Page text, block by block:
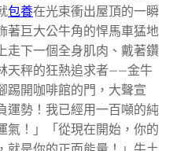
包養在光束衝出屋頂的一瞬
著巨大公牛角的悍馬車猛地
走下一個全身肌肉、戴著鑽
天秤的狂熱追求者——金牛
踢開咖啡館的門，大聲宣
運勢！我已經用一百噸的純
氣！」「從現在開始，你的